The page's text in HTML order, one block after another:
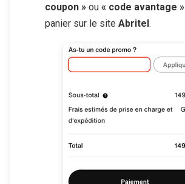
coupon » ou « code avantage »
panier sur le site Abritel.